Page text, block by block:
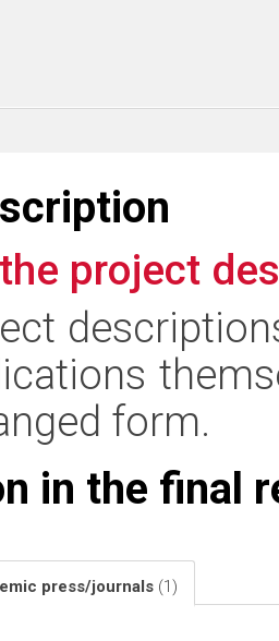
project
form.
in the final
press/journals (1)